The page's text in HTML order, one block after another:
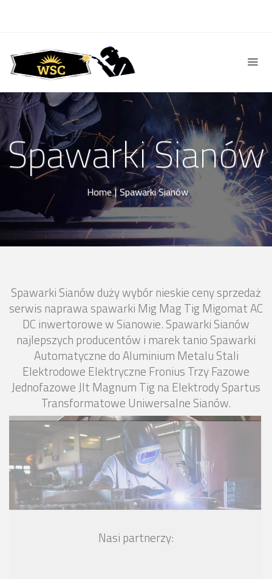
Spawarki Sianów
Home | Spawarki Sianów
Spawarki Sianów duży wybór nieskie ceny sprzedaż
serwis naprawa spawarki Mig Mag Tig Migomat AC
DC inwertorowe w Sianowie. Spawarki Sianów
najlepszych producentów i marek tanio Spawarki
Automatyczne do Aluminium Metalu Stali
Elektrodowe Elektryczne Fronius Trzy Fazowe
Jednofazowe Jlt Magnum Tig na Elektrody Spartus
Transformatowe Uniwersalne Sianów.
Nasi partnerzy: